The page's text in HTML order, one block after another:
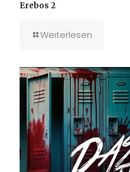
Erebos 2
Weiterlesen